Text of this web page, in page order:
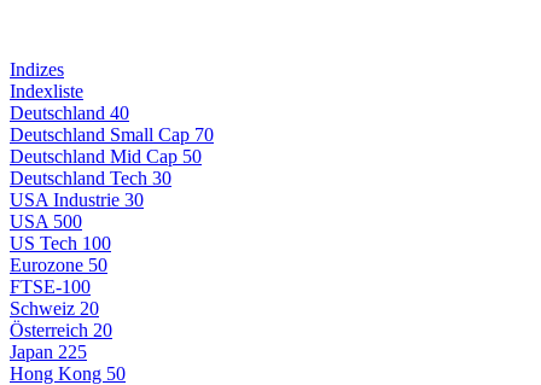
Indizes
Indexliste
Deutschland 40
Deutschland Small Cap 70
Deutschland Mid Cap 50
Deutschland Tech 30
USA Industrie 30
USA 500
US Tech 100
Eurozone 50
FTSE-100
Schweiz 20
Österreich 20
Japan 225
Hong Kong 50